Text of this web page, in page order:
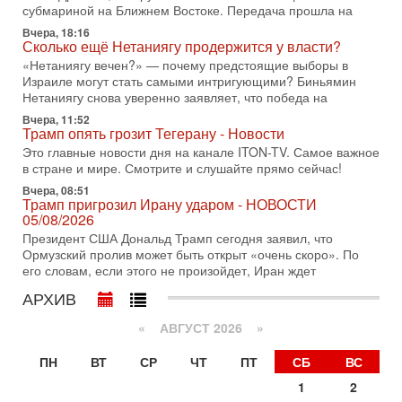
с каждым днем. Почему Трамп в самый последний момент
отменил решение о нанесении тяжелых ударов
30-07-2026, 16:54
Покупатель авиакомпании «Аркия» намерен
запретить полеты по субботам!
Вокруг возможной продажи авиакомпании «Аркия»
разгорается громкий конфликт.
30-07-2026, 08:16
Трамп готовит удар по Ирану - НОВОСТИ 30/07/2026
Президент США Дональд Трамп сегодня рассматривает
возможность масштабной военной операции против Ирана
после ракетной атаки на американскую базу в
29-07-2026, 18:28
Трамп взбешен атакой на базы! Иран играет с огнем.
Израиль меняет курс
дипломат, в прошлом - старший офицер военной разведки
Иран готовит наземное вторжение. Израиль
повышает готовность. Развязка все ближе!
В эфире телеканала ITON-TV Григорий Тамар, офицер
субмариной на Ближнем Востоке. Передача прошла на
Вчера, 18:16
Сколько ещё Нетаниягу продержится у власти?
«Нетаниягу вечен?» — почему предстоящие выборы в
Израиле могут стать самыми интригующими? Биньямин
Нетаниягу снова уверенно заявляет, что победа на
Вчера, 11:52
Трамп опять грозит Тегерану - Новости
Это главные новости дня на канале ITON-TV. Самое важное
в стране и мире. Смотрите и слушайте прямо сейчас!
Вчера, 08:51
Трамп пригрозил Ирану ударом - НОВОСТИ
05/08/2026
Президент США Дональд Трамп сегодня заявил, что
Ормузский пролив может быть открыт «очень скоро». По
его словам, если этого не произойдет, Иран ждет
АРХИВ
« АВГУСТ 2026 »
ПН
ВТ СР ЧТ ПТ СБ
ВС
1
2